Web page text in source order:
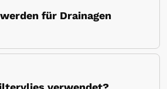
für Drainagen